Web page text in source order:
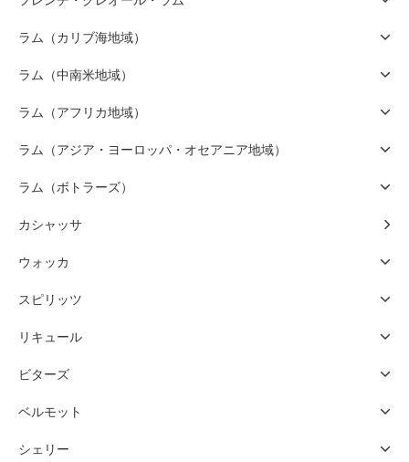
ラム（カリブ海地域）
ラム（中南米地域）
ラム（アフリカ地域）
ラム（アジア・ヨーロッパ・オセアニア地域）
ラム（ボトラーズ）
カシャッサ
ウォッカ
スピリッツ
リキュール
ビターズ
ベルモット
シェリー